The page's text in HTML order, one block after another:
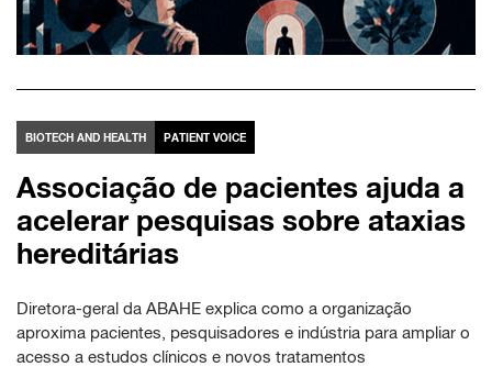
BIOTECH AND HEALTH PATIENT VOICE
Associação de pacientes ajuda a
acelerar pesquisas sobre ataxias
hereditárias
Diretora-geral da ABAHE explica como a organização
aproxima pacientes, pesquisadores e indústria para ampliar o
acesso a estudos clínicos e novos tratamentos